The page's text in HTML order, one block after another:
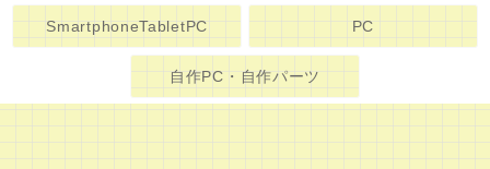
SmartphoneTabletPC PC
自作PC・自作パーツ